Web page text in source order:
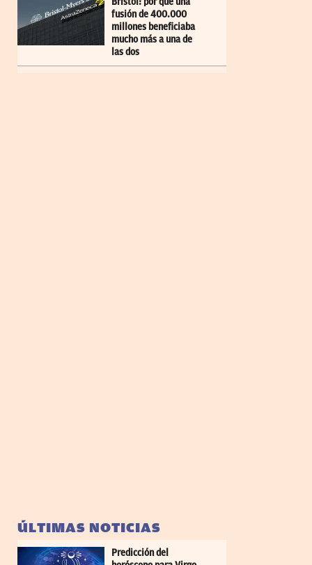
fusión de 400.000
millones beneficiaba
mucho más a una de
las dos
ÚLTIMAS NOTICIAS
Predicción del